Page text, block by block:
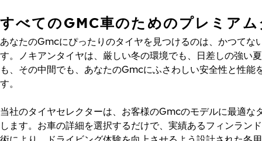
すべてのGMC車のためのプレミア
あなたのGmcにぴったりのタイヤを見つけるのは、かつてな
す。ノキアンタイヤは、厳しい冬の環境でも、日差しの強い
も、その中間でも、あなたのGmcにふさわしい安全性と性能
す。
当社のタイヤセレクターは、お客様のGmcのモデルに最適な
します。お車の詳細を選択するだけで、実績あるフィンラン